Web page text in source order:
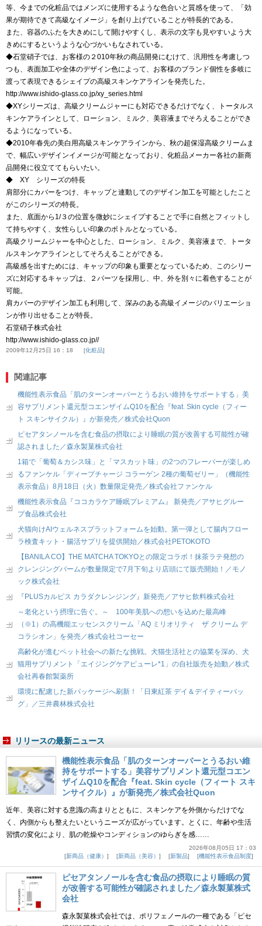
等、今までの化粧品ではメンズに使用するような色合いと質感を使って、「効
果が期待できて高級なイメージ」を創り上げていることが特長的である。
また、容器のふたを大きめにして開けやすくし、表示の文字も見やすいよう大
きめにするというような心づかいもなされている。
◆石堂硝子では、お客様の２010年秋の商品開発にむけて、汎用性を考慮しつ
つも、表面加工や全体のデザイン色によって、お客様のブランド個性を多岐に
渡って表現できるシェイプの高級スキンケアラインを発売した。
http://www.ishido-glass.co.jp/xy_series.html
◆XYシリーズは、高級クリームジャーにも対応できるだけでなく、トータルス
キンケアラインとして、ローション、ミルク、美容液までそろえることができ
るようになっている。
◆2010年春先の美白用高級スキンケアラインから、秋の超保湿高級クリームま
で、幅広いデザインイメージが可能となっており、化粧品メーカー各社の新商
品開発に役立ててもらいたい。
◆ XY シリーズの特長
肩部分にカバーをつけ、キャップと連動してのデザイン加工を可能としたこと
がこのシリーズの特長。
また、底面から1/３の位置を微妙にシェイプすることで手に自然とフィットし
て持ちやすく、女性らしい印象のボトルとなっている。
高級クリームジャーを中心とした、ローション、ミルク、美容液まで、トータ
ルスキンケアラインとしてそろえることができる。
高級感を出すためには、キャップの印象も重要となっているため、このシリー
ズに対応するキャップは、２パーツを採用し、中、外を別々に着色することが
可能。
肩カバーのデザイン加工も利用して、深みのある高級イメージのバリエーショ
ンが作り出せることが特長。
石堂硝子株式会社
http://www.ishido-glass.co.jp//
2009年12月25日 16：18 化粧品
関連記事
機能性表示食品「肌のターンオーバーとうるおい維持をサポートする」美
容サプリメント還元型コエンザイムQ10を配合『feat. Skin cycle（フィー
ト スキンサイクル）』が新発売／株式会社Quon
ピセアタンノールを含む食品の摂取により睡眠の質が改善する可能性が確
認されました／森永製菓株式会社
1箱で「葡萄＆カシス味」と「マスカット味」の2つのフレーバーが楽しめ
るファンケル「ディープチャージ コラーゲン 2種の葡萄ゼリー」（機能性
表示食品）8月18日（火）数量限定発売／株式会社ファンケル
機能性表示食品『ココカラケア睡眠プレミアム』 新発売／アサヒグルー
プ食品株式会社
犬猫向けAIウェルネスプラットフォームを始動。第一弾として腸内フロー
ラ検査キット・腸活サプリを提供開始／株式会社PETOKOTO
【BANILA CO】THE MATCHA TOKYOとの限定コラボ！抹茶ラテ発想の
クレンジングバームが数量限定で7月下旬より店頭にて販売開始！／モノ
ック株式会社
『PLUSカルピス カラダクレンジング』新発売／アサヒ飲料株式会社
～老化という摂理に告ぐ。～ 100年美肌への想いを込めた最高峰
（※1）の高機能エッセンスクリーム「AQ ミリオリティ ザ クリーム デ
コラシオン」を発売／株式会社コーセー
高齢化が進むペット社会への新たな挑戦。犬猫生活社との協業を深め、犬
猫用サプリメント「エイジングケアピューレ*1」の自社販売を始動／株式
会社再春館製薬所
環境に配慮した新パッケージへ刷新！「日東紅茶 デイ＆デイティーバッ
グ」／三井農林株式会社
リリースの最新ニュース
機能性表示食品「肌のターンオーバーとうるおい維
持をサポートする」美容サプリメント還元型コエン
ザイムQ10を配合『feat. Skin cycle（フィート スキ
ンサイクル）』が新発売／株式会社Quon
近年、美容に対する意識の高まりとともに、スキンケアを外側からだけでな
く、内側からも整えたいというニーズが広がっています。とくに、年齢や生活
習慣の変化により、肌の乾燥やコンディションのゆらぎを感……
2026年08月05日 17：03
新商品（健康）
新商品（美容） 新製品 機能性表示食品制度
ピセアタンノールを含む食品の摂取により睡眠の質
が改善する可能性が確認されました／森永製菓株式
会社
森永製菓株式会社では、ポリフェノールの一種である「ピセ